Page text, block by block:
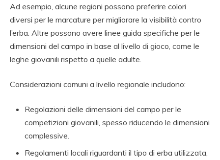
Ad esempio, alcune regioni possono preferire colori
diversi per le marcature per migliorare la visibilità contro
l’erba. Altre possono avere linee guida specifiche per le
dimensioni del campo in base al livello di gioco, come le
leghe giovanili rispetto a quelle adulte.
Considerazioni comuni a livello regionale includono:
Regolazioni delle dimensioni del campo per le
competizioni giovanili, spesso riducendo le dimensioni
complessive.
Regolamenti locali riguardanti il tipo di erba utilizzata,